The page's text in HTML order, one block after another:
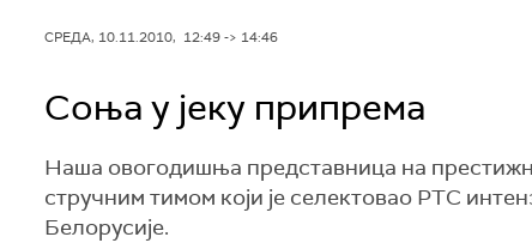
СРЕДА, 10.11.2010, 12:49 -> 14:46
Соња у јеку припрема
Наша овогодишња представница на
стручним тимом који је селектовао РТС
Белорусије.